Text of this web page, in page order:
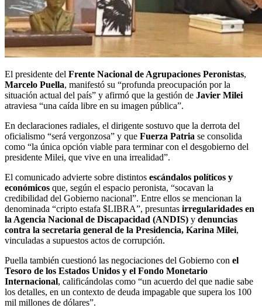
El presidente del Frente Nacional de Agrupaciones Peronistas,
Marcelo Puella, manifestó su “profunda preocupación por la
situación actual del país” y afirmó que la gestión de Javier Milei
atraviesa “una caída libre en su imagen pública”.
En declaraciones radiales, el dirigente sostuvo que la derrota del
oficialismo “será vergonzosa” y que Fuerza Patria se consolida
como “la única opción viable para terminar con el desgobierno del
presidente Milei, que vive en una irrealidad”.
El comunicado advierte sobre distintos escándalos políticos y
económicos que, según el espacio peronista, “socavan la
credibilidad del Gobierno nacional”. Entre ellos se mencionan la
denominada “cripto estafa $LIBRA”, presuntas irregularidades en
la Agencia Nacional de Discapacidad (ANDIS) y denuncias
contra la secretaria general de la Presidencia, Karina Milei,
vinculadas a supuestos actos de corrupción.
Puella también cuestionó las negociaciones del Gobierno con el
Tesoro de los Estados Unidos y el Fondo Monetario
Internacional, calificándolas como “un acuerdo del que nadie sabe
los detalles, en un contexto de deuda impagable que supera los 100
mil millones de dólares”.